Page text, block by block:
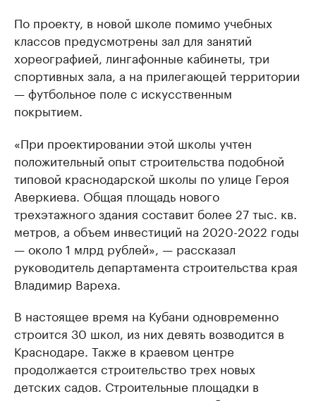
По проекту, в новой школе помимо учебных
классов предусмотрены зал для занятий
хореографией, лингафонные кабинеты, три
спортивных зала, а на прилегающей территории
— футбольное поле с искусственным
покрытием.
«При проектировании этой школы учтен
положительный опыт строительства подобной
типовой краснодарской школы по улице Героя
Аверкиева. Общая площадь нового
трехэтажного здания составит более 27 тыс. кв.
метров, а объем инвестиций на 2020-2022 годы
— около 1 млрд рублей», — рассказал
руководитель департамента строительства края
Владимир Вареха.
В настоящее время на Кубани одновременно
строится 30 школ, из них девять возводится в
Краснодаре. Также в краевом центре
продолжается строительство трех новых
детских садов. Строительные площадки в